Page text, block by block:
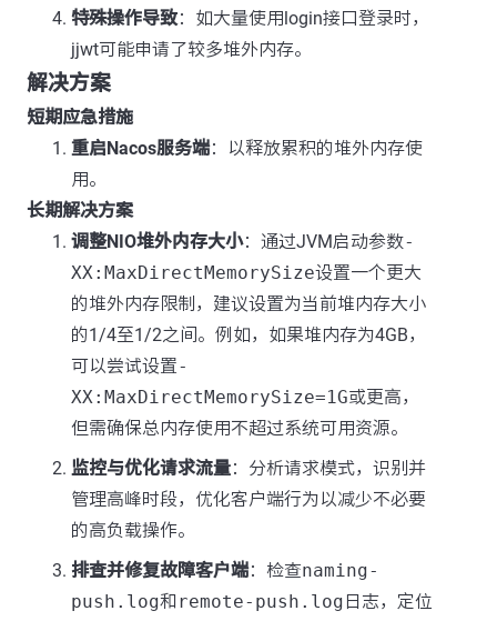
特殊操作导致：如大量使用login接口登录时，
jjwt可能申请了较多堆外内存。
解决方案
短期应急措施
重启Nacos服务端：以释放累积的堆外内存使
用。
长期解决方案
调整NIO堆外内存大小：通过JVM启动参数-
XX:MaxDirectMemorySize设置一个更大
的堆外内存限制，建议设置为当前堆内存大小
的1/4至1/2之间。例如，如果堆内存为4GB，
可以尝试设置-
XX:MaxDirectMemorySize=1G或更高，
但需确保总内存使用不超过系统可用资源。
监控与优化请求流量：分析请求模式，识别并
管理高峰时段，优化客户端行为以减少不必要
的高负载操作。
排查并修复故障客户端：检查naming-
push.log和 remote-push.log 日志，定位